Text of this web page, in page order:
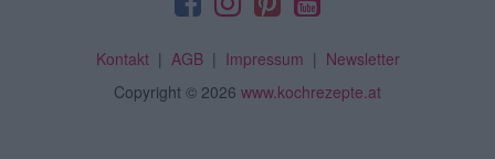
Kontakt| AGB| Impressum | Newsletter
Copyright © 2026 www.kochrezepte.at